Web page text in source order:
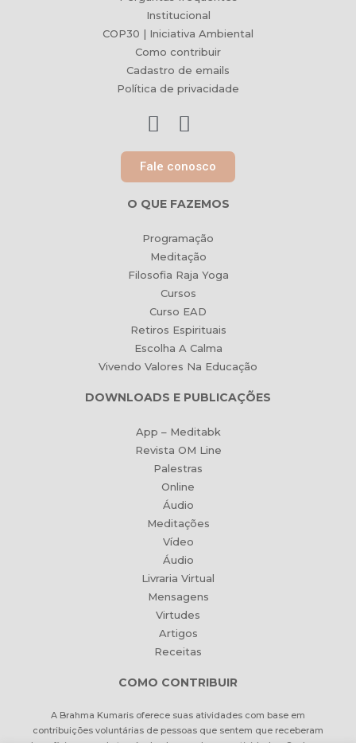
Institucional
COP30 | Iniciativa Ambiental
Como contribuir
Cadastro de emails
Política de privacidade
Fale conosco
O QUE FAZEMOS
Programação
Meditação
Filosofia Raja Yoga
Cursos
Curso EAD
Retiros Espirituais
Escolha A Calma
Vivendo Valores Na Educação
DOWNLOADS E PUBLICAÇÕES
App – Meditabk
Revista OM Line
Palestras
Online
Áudio
Meditações
Vídeo
Áudio
Livraria Virtual
Mensagens
Virtudes
Artigos
Receitas
COMO CONTRIBUIR
A Brahma Kumaris oferece suas atividades com base em
contribuições voluntárias de pessoas que sentem que receberam